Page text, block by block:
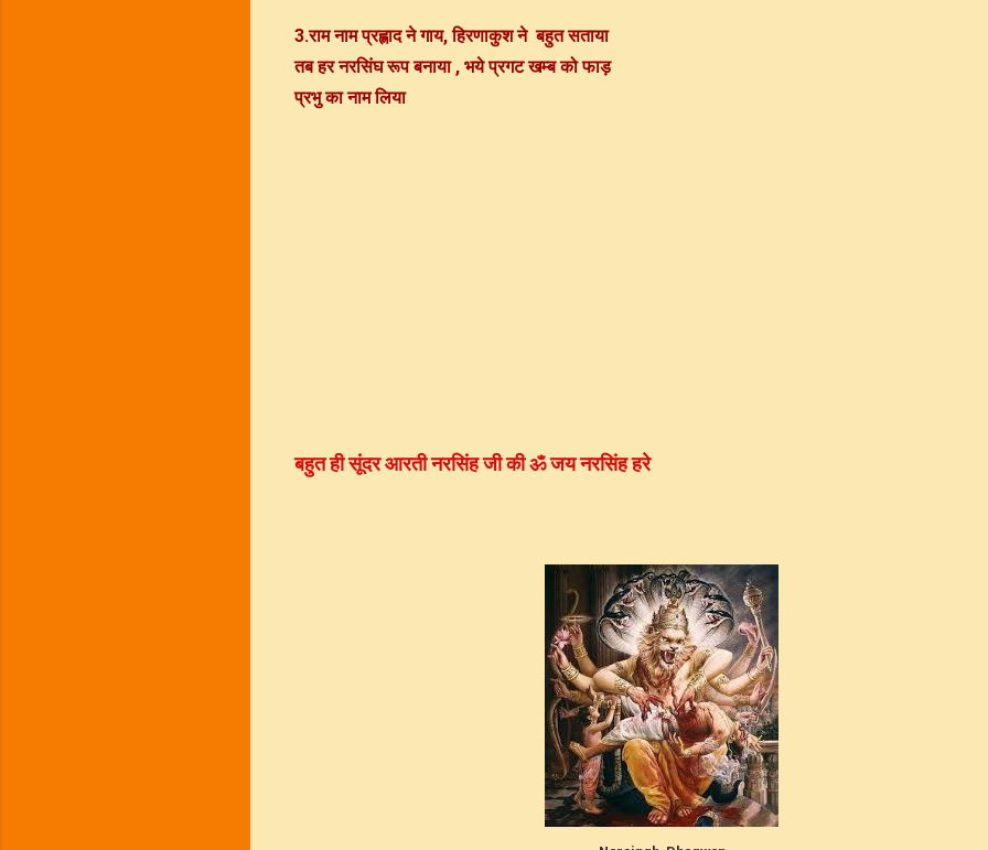
3.राम नाम प्रह्लाद ने गाय, हिरणाकुश ने बहुत सताया
तब हर नरसिंघ रूप बनाया , भये प्रगट खम्ब को फाड़
प्रभु का नाम लिया
बहुत ही सूंदरआरतीनरसिंह जी की ॐ जय नरसिंह हरे